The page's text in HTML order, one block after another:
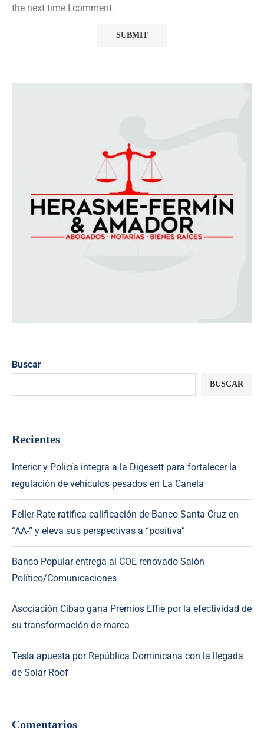
the next time I comment.
Buscar
BUSCAR
Recientes
Interior y Policía integra a la Digesett para fortalecer la
regulación de vehículos pesados en La Canela
Feller Rate ratifica calificación de Banco Santa Cruz en
“AA-” y eleva sus perspectivas a “positiva”
Banco Popular entrega al COE renovado Salón
Político/Comunicaciones
Asociación Cibao gana Premios Effie por la efectividad de
su transformación de marca
Tesla apuesta por República Dominicana con la llegada
de Solar Roof
Comentarios